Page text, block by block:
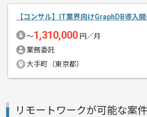
【コンサル】IT業界向けGraphDB導入
〜1,310,000 円／月
業務委託
大手町（東京都）
リモートワークが可能な案件